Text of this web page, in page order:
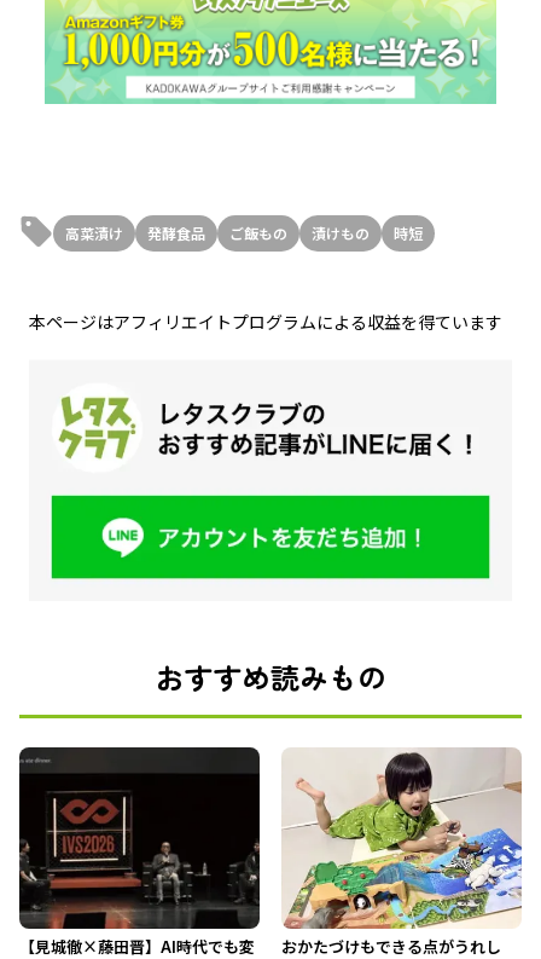
高菜漬け 発酵食品 ご飯もの 漬けもの 時短
本ページはアフィリエイトプログラムによる収益を得ています
おすすめ読みもの
【見城徹×藤田晋】AI時代でも変
おかたづけもできる点がうれし